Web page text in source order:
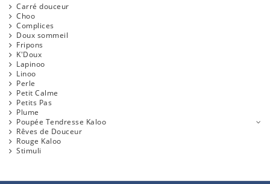
Carré douceur
Choo
Complices
Doux sommeil
Fripons
K'Doux
Lapinoo
Linoo
Perle
Petit Calme
Petits Pas
Plume
Poupée Tendresse Kaloo
Rêves de Douceur
Rouge Kaloo
Stimuli